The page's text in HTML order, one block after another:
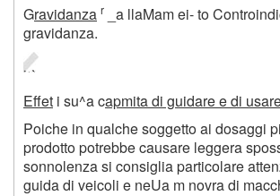
Gravidanza r
_a llaMam ei- to
gravidanza.
Effet i su^a capmita di guidare e di
Poiche in qualche soggetto ai dosaggi
prodotto potrebbe causare leggera
sonnolenza si consiglia particolare
guida di veicoli e neUa m novra di